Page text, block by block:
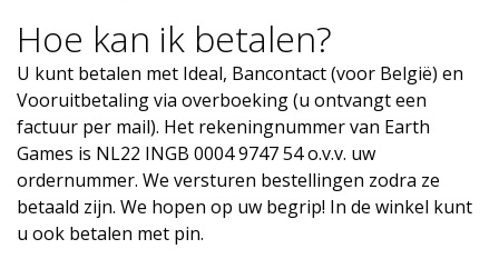
Hoe kan ik betalen?
U kunt betalen met Ideal, Bancontact (voor België) en
Vooruitbetaling via overboeking (u ontvangt een
factuur per mail). Het rekeningnummer van Earth
Games is NL22 INGB 0004 9747 54 o.v.v. uw
ordernummer. We versturen bestellingen zodra ze
betaald zijn. We hopen op uw begrip! In de winkel kunt
u ook betalen met pin.